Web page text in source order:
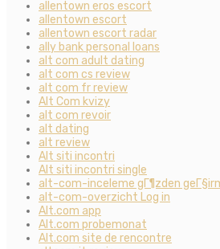
allentown eros escort
allentown escort
allentown escort radar
ally bank personal loans
alt com adult dating
alt com cs review
alt com fr review
Alt Com kvizy
alt com revoir
alt dating
alt review
Alt siti incontri
Alt siti incontri single
alt-com-inceleme gГ¶zden
alt-com-overzicht Log in
Alt.com app
Alt.com probemonat
Alt.com site de rencontre